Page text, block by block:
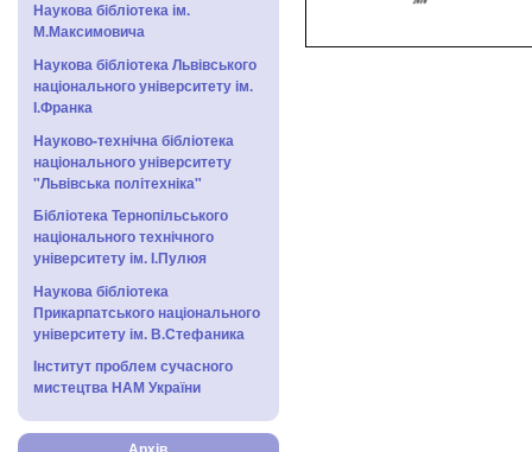
Наукова бібліотека ім.
М.Максимовича
Наукова бібліотека Львівського
національного університету ім.
І.Франка
Науково-технічна бібліотека
національного університету
"Львівська політехніка"
Бібліотека Тернопільського
національного технічного
університету ім. І.Пулюя
Наукова бібліотека
Прикарпатського національного
університету ім. В.Стефаника
Інститут проблем сучасного
мистецтва НАМ України